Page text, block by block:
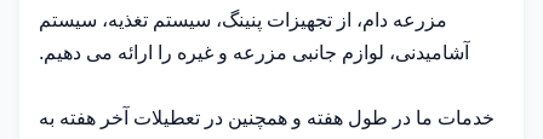
مزرعه دام، از تجهیزات پنینگ، سیستم تغذیه، سیستم
آشامیدنی، لوازم جانبی مزرعه و غیره را ارائه می دهیم.
خدمات ما در طول هفته و همچنین در تعطیلات آخر هفته به